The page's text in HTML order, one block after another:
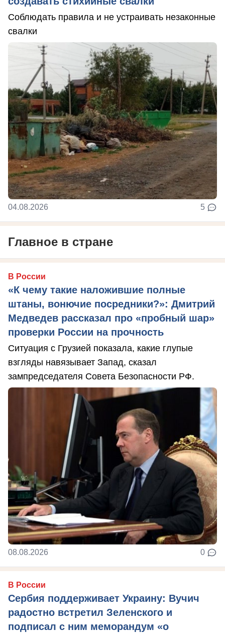
Соблюдать правила и не устраивать незаконные
свалки
04.08.2026 5
Главное в стране
В России
«К чему такие наложившие полные
штаны, вонючие посредники?»: Дмитрий
Медведев рассказал про «пробный шар»
проверки России на прочность
Ситуация с Грузией показала, какие глупые
взгляды навязывает Запад, сказал
зампредседателя Совета Безопасности РФ.
08.08.2026 0
В России
Сербия поддерживает Украину: Вучич
радостно встретил Зеленского и
подписал с ним меморандум «о